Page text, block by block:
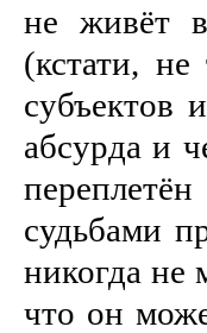
не живёт
(кстати,
субъектов
абсурда и
судьбами
никогда не
что он